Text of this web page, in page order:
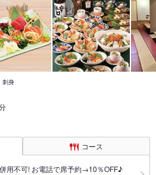
身
コース
用不可! お電話で席予約→10％OFF♪